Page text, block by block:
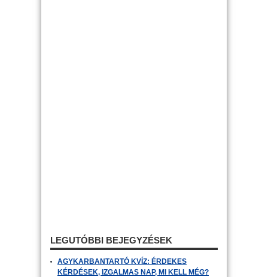
LEGUTÓBBI BEJEGYZÉSEK
AGYKARBANTARTÓ KVÍZ: ÉRDEKES
KÉRDÉSEK, IZGALMAS NAP, MI KELL MÉG?